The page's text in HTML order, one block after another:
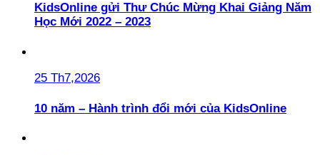
KidsOnline gửi Thư Chúc Mừng Khai Giảng Năm
Học Mới 2022 – 2023
25 Th7,2026
10 năm – Hành trình đổi mới của KidsOnline